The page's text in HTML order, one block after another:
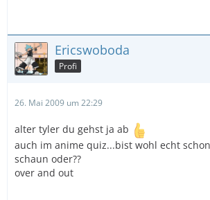
Ericswoboda
Profi
26. Mai 2009 um 22:29
alter tyler du gehst ja ab
auch im anime quiz...bist wohl echt
schaun oder??
over and out